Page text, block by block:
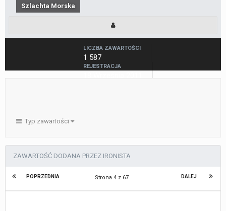
Szlachta Morska
LICZBA ZAWARTOŚCI
1 587
REJESTRACJA
Typ zawartości
ZAWARTOŚĆ DODANA PRZEZ IRONISTA
POPRZEDNIA DALEJ
Strona 4 z 67